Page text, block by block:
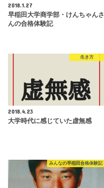
2018.1.27
早稲田大学商学部・けんちゃんさ
んの合格体験記
生き方
2018.4.23
大学時代に感じていた虚無感
みんなの早稲田合格体験記